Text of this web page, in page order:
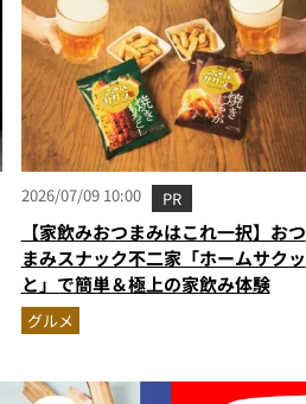
2026/07/09 10:00 PR
【家飲みおつまみはこれ一択】おつ
まみスナック不二家「ホームサクッ
と」で簡単＆極上の家飲み体験
グルメ